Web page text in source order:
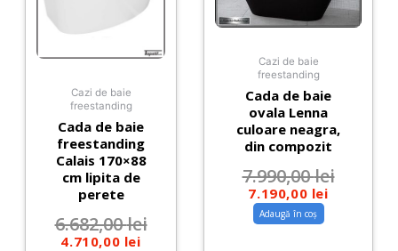
Cazi de baie
freestanding
Cada de baie
freestanding
Calais 170×88
cm lipita de
perete
6.682,00lei
4.710,00 lei
Cazi de baie
freestanding
Cada de baie
ovala Lenna
culoare neagra,
din compozit
7.990,00lei
7.190,00 lei
Adaugă în coș